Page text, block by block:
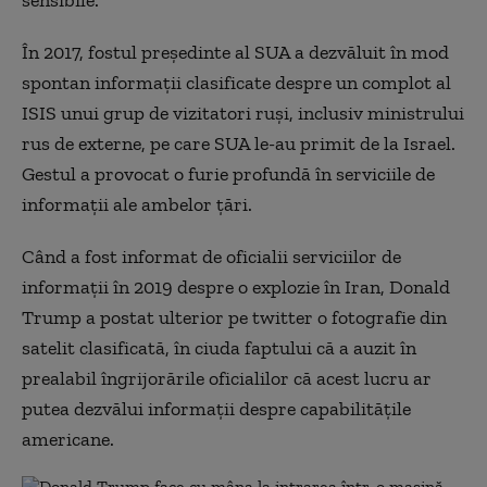
În 2017, fostul președinte al SUA a dezvăluit în mod
spontan informații clasificate despre un complot al
ISIS unui grup de vizitatori ruși, inclusiv ministrului
rus de externe, pe care SUA le-au primit de la Israel.
Gestul a provocat o furie profundă în serviciile de
informații ale ambelor țări.
Când a fost informat de oficialii serviciilor de
informații în 2019 despre o explozie în Iran, Donald
Trump a postat ulterior pe twitter o fotografie din
satelit clasificată, în ciuda faptului că a auzit în
prealabil îngrijorările oficialilor că acest lucru ar
putea dezvălui informații despre capabilitățile
americane.